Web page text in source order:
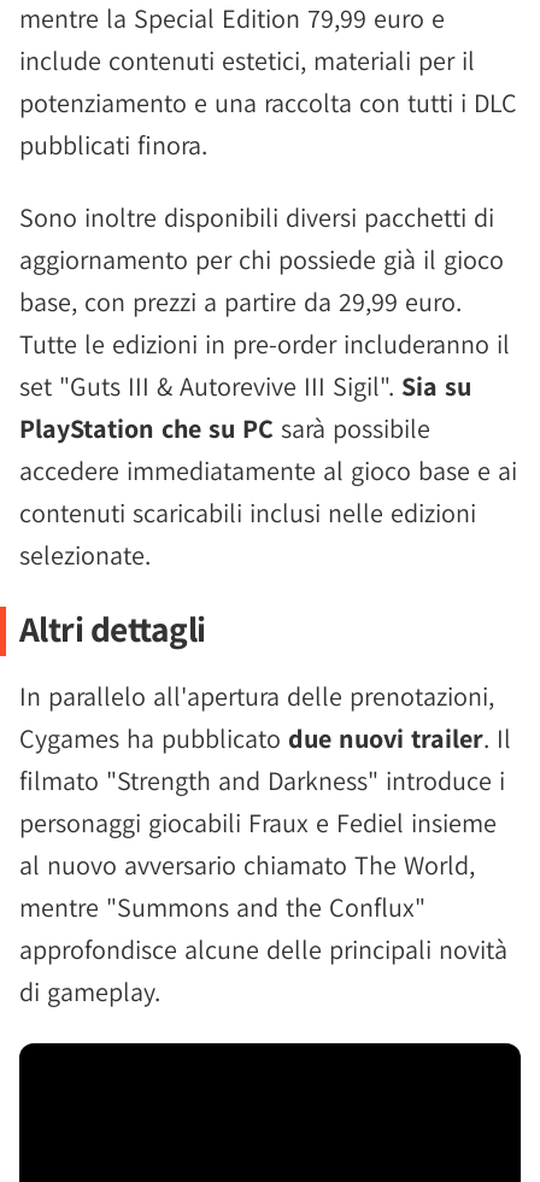
mentre la Special Edition 79,99 euro e
include contenuti estetici, materiali per il
potenziamento e una raccolta con tutti i DLC
pubblicati finora.
Sono inoltre disponibili diversi pacchetti di
aggiornamento per chi possiede già il gioco
base, con prezzi a partire da 29,99 euro.
Tutte le edizioni in pre-order includeranno il
set "Guts III & Autorevive III Sigil". Sia su
PlayStation che su PC sarà possibile
accedere immediatamente al gioco base e ai
contenuti scaricabili inclusi nelle edizioni
selezionate.
Altri dettagli
In parallelo all'apertura delle prenotazioni,
Cygames ha pubblicato due nuovi trailer. Il
filmato "Strength and Darkness" introduce i
personaggi giocabili Fraux e Fediel insieme
al nuovo avversario chiamato The World,
mentre "Summons and the Conflux"
approfondisce alcune delle principali novità
di gameplay.